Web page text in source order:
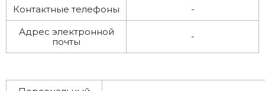
Контактные телефоны
-
Адрес электронной
почты
-